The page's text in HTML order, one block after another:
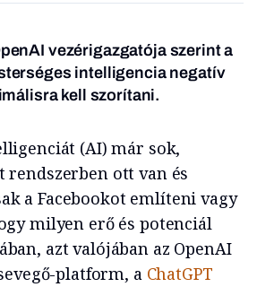
vezérigazgatója szerint a
intelligencia negatív
kell szorítani.
(AI) már sok,
rendszerben ott van és
a Facebookot említeni vagy
milyen erő és potenciál
azt valójában az OpenAI
platform, a ChatGPT